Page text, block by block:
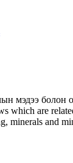
мэдээ болон
which are
minerals and